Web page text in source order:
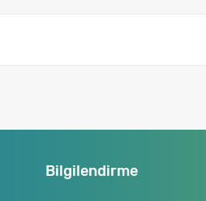
Bilgilendirme